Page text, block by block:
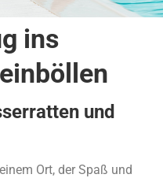
ins
und
Ort, der Spaß und